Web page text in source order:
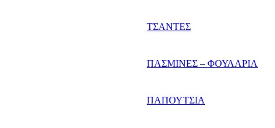
ΤΣΑΝΤΕΣ
ΠΑΣΜΙΝΕΣ – ΦΟΥΛΑΡΙΑ
ΠΑΠΟΥΤΣΙΑ